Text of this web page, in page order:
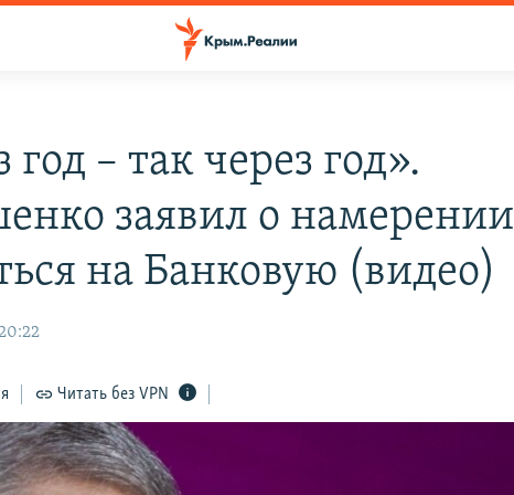
год – так через год».
заявил о намерении
на Банковую (видео)
Читать без VPN